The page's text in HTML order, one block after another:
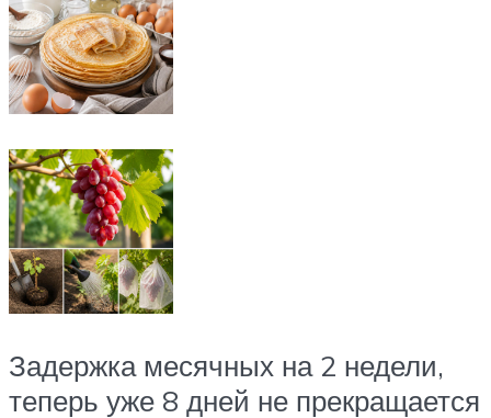
Задержка месячных на 2 недели,
теперь уже 8 дней не прекращается